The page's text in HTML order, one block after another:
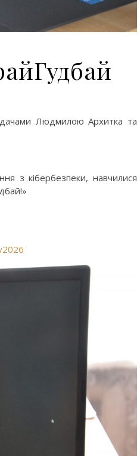
Людмилою Архитка та
з кібербезпеки, навчилися